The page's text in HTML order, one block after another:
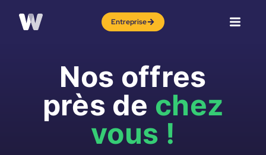
Entreprise
Nos offres
près de chez
vous !